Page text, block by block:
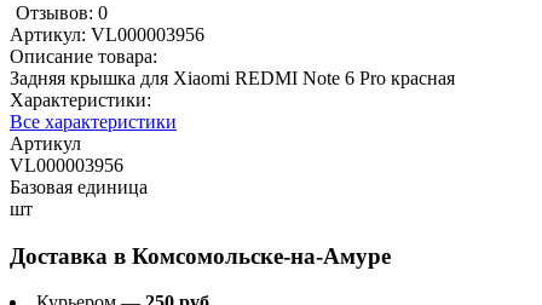
Отзывов: 0
Артикул: VL000003956
Описание товара:
Задняя крышка для Xiaomi REDMI Note 6 Pro красная
Характеристики:
Все характеристики
Артикул
VL000003956
Базовая единица
шт
Доставка в Комсомольске-на-Амуре